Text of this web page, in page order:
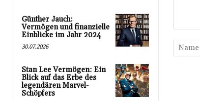
Günther Jauch:
Vermögen und finanzielle
Einblicke im Jahr 2024
30.07.2026
Stan Lee Vermögen: Ein
Blick auf das Erbe des
legendären Marvel-
Schöpfers